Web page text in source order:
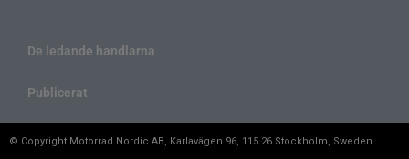
De ledande handlarna
Publicerat
© Copyright Motorrad Nordic AB, Karlavägen 96, 115 26 Stockholm, Sweden